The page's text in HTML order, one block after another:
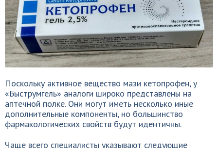
Поскольку активное вещество мази кетопрофен, у
«Быструмгель» аналоги широко представлены на
аптечной полке. Они могут иметь несколько иные
дополнительные компоненты, но большинство
фармакологических свойств будут идентичны.
Чаще всего специалисты указывают следующие